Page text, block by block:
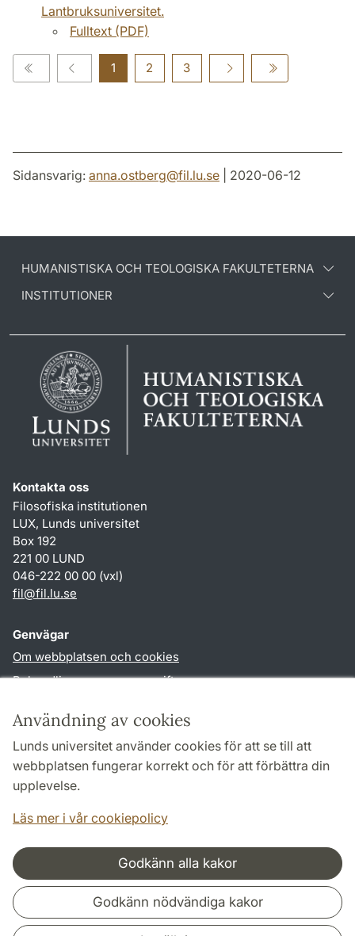
Användning av cookies
Lunds universitet använder cookies för att se till att
webbplatsen fungerar korrekt och för att förbättra din
upplevelse.
Läs mer i vår cookiepolicy
Godkänn alla kakor
Godkänn nödvändiga kakor
Lantbruksuniversitet.
Fulltext (PDF)
1 2 3
Sidansvarig: anna.ostberg@fil.lu.se | 2020-06-12
HUMANISTISKA OCH TEOLOGISKA FAKULTETERNA
INSTITUTIONER
Kontakta oss
Filosofiska institutionen
LUX, Lunds universitet
Box 192
221 00 LUND
046-222 00 00 (vxl)
fil@fil.lu.se
Genvägar
Om webbplatsen och cookies
Behandling av personuppgifter
TYPO3-login
Följ oss i sociala medier
Samarbeten och nätverk